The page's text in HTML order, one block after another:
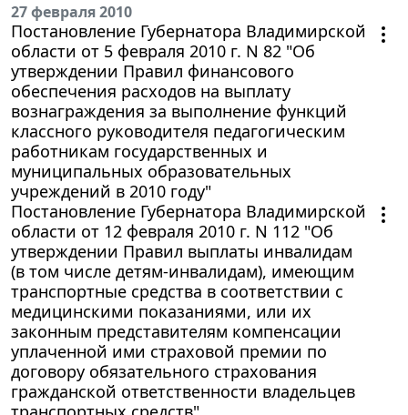
27 февраля 2010
Постановление Губернатора Владимирской
области от 5 февраля 2010 г. N 82 "Об
утверждении Правил финансового
обеспечения расходов на выплату
вознаграждения за выполнение функций
классного руководителя педагогическим
работникам государственных и
муниципальных образовательных
учреждений в 2010 году"
Постановление Губернатора Владимирской
области от 12 февраля 2010 г. N 112 "Об
утверждении Правил выплаты инвалидам
(в том числе детям-инвалидам), имеющим
транспортные средства в соответствии с
медицинскими показаниями, или их
законным представителям компенсации
уплаченной ими страховой премии по
договору обязательного страхования
гражданской ответственности владельцев